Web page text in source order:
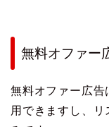
無料オファー
無料オファー広告
用できますし、